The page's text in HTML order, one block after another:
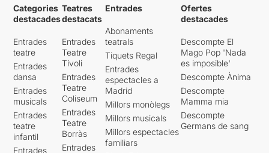
Categories
destacades
Entrades
teatre
Entrades
dansa
Entrades
musicals
Entrades
teatre
infantil
Entrades
Teatres
destacats
Entrades
Teatre
Tívoli
Entrades
Teatre
Coliseum
Entrades
Teatre
Borràs
Entrades
Entrades
Abonaments
teatrals
Tiquets Regal
Entrades
espectacles a
Madrid
Millors monòlegs
Millors musicals
Millors espectacles
familiars
Ofertes
destacades
Descompte El
Mago Pop 'Nada
es imposible'
Descompte Ànima
Descompte
Mamma mia
Descompte
Germans de sang